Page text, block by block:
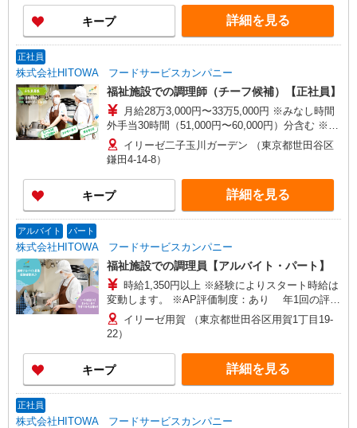
キープ 詳細を見る
正社員
株式会社HITOWA フードサービスカンパニー
福祉施設での調理師（チーフ候補）【正社員】
月給28万3,000円〜33万5,000円 ※みなし時間
外手当30時間（51,000円〜60,000円）分含む ※給
与は経験や前職給与に応じて決定します。 賞与年
2回
イリーゼ二子玉川ガーデン （東京都世田谷区
鎌田4-14-8）
キープ 詳細を見る
アルバイト パート
株式会社HITOWA フードサービスカンパニー
福祉施設での調理員【アルバイト・パート】
時給1,350円以上 ※経験によりスタート時給は
変動します。 ※AP評価制度：あり 年1回の評価
により時給を見直します。 ※アルバイト賞与（寸
志）：あり 年2回。勤続年数により金額UP。
イリーゼ用賀 （東京都世田谷区用賀1丁目19-
22）
キープ 詳細を見る
正社員
株式会社HITOWA フードサービスカンパニー